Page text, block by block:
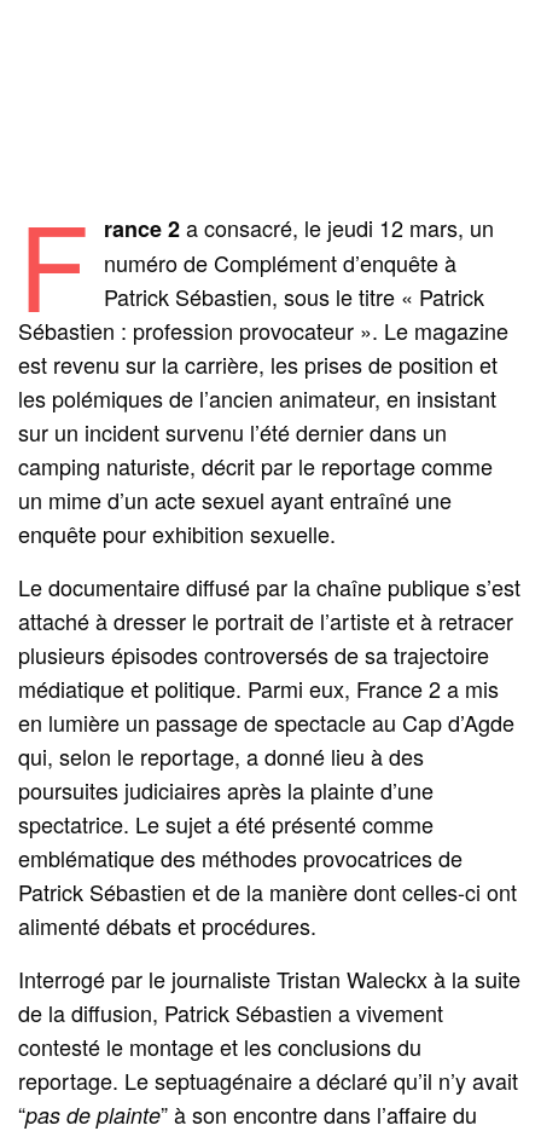
F rance 2a consacré, le jeudi 12 mars, un
numéro de Complément d’enquête à
Patrick Sébastien, sous le titre « Patrick
Sébastien : profession provocateur ». Le magazine
est revenu sur la carrière, les prises de position et
les polémiques de l’ancien animateur, en insistant
sur un incident survenu l’été dernier dans un
camping naturiste, décrit par le reportage comme
un mime d’un acte sexuel ayant entraîné une
enquête pour exhibition sexuelle.
Le documentaire diffusé par la chaîne publique s’est
attaché à dresser le portrait de l’artiste et à retracer
plusieurs épisodes controversés de sa trajectoire
médiatique et politique. Parmi eux, France 2 a mis
en lumière un passage de spectacle au Cap d’Agde
qui, selon le reportage, a donné lieu à des
poursuites judiciaires après la plainte d’une
spectatrice. Le sujet a été présenté comme
emblématique des méthodes provocatrices de
Patrick Sébastien et de la manière dont celles-ci ont
alimenté débats et procédures.
Interrogé par le journaliste Tristan Waleckx à la suite
de la diffusion, Patrick Sébastien a vivement
contesté le montage et les conclusions du
reportage. Le septuagénaire a déclaré qu’il n’y avait
“pas de plainte” à son encontre dans l’affaire du